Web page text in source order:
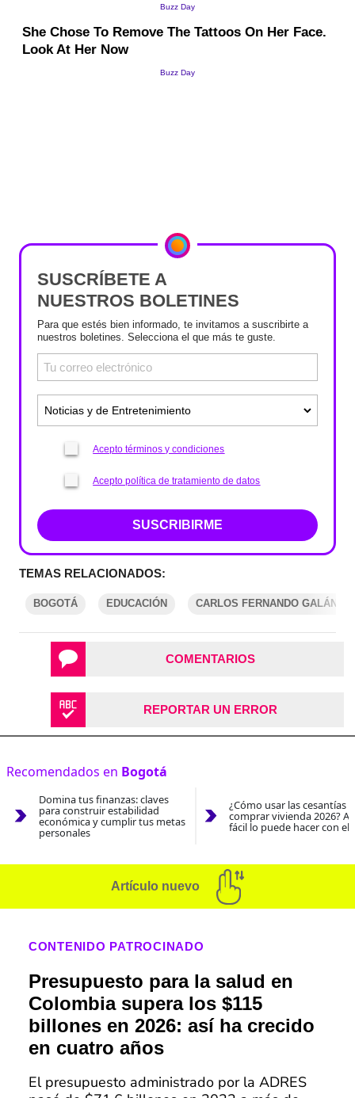
SUSCRÍBETE A
NUESTROS BOLETINES
Para que estés bien informado, te invitamos a suscribirte a
nuestros boletines. Selecciona el que más te guste.
Acepto términos y condiciones
Acepto política de tratamiento de datos
SUSCRIBIRME
TEMAS RELACIONADOS:
BOGOTÁ EDUCACIÓN CARLOS FERNANDO GALÁN
COMENTARIOS
REPORTAR UN ERROR
Recomendados en Bogotá
Domina tus finanzas: claves
para construir estabilidad
económica y cumplir tus metas
personales
¿Cómo usar las cesantías
comprar vivienda 2026?
fácil lo puede hacer con el
Artículo nuevo
CONTENIDO PATROCINADO
Presupuesto para la salud en
Colombia supera los $115
billones en 2026: así ha crecido
en cuatro años
El presupuesto administrado por la ADRES